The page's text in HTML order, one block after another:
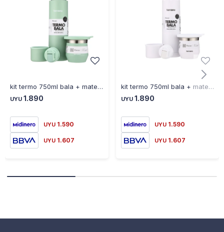
kit termo 750ml bala + mate verde agua
UYU 1.890
UYU 1.590
UYU 1.607
kit termo 750ml bala + mate flap blanco
UYU 1.890
UYU 1.590
UYU 1.607